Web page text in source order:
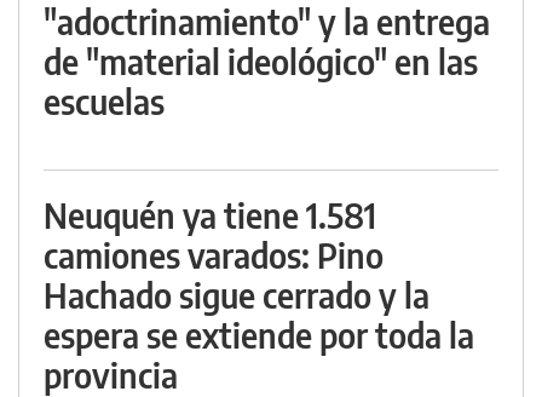
"adoctrinamiento" y la entrega
de "material ideológico" en las
escuelas
Neuquén ya tiene 1.581
camiones varados: Pino
Hachado sigue cerrado y la
espera se extiende por toda la
provincia